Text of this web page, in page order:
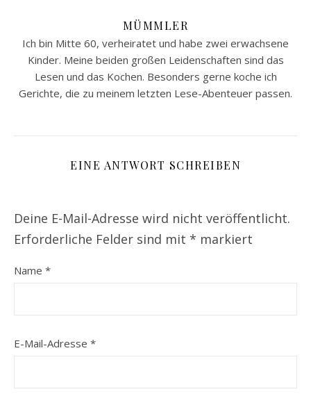
MÜMMLER
Ich bin Mitte 60, verheiratet und habe zwei erwachsene
Kinder. Meine beiden großen Leidenschaften sind das
Lesen und das Kochen. Besonders gerne koche ich
Gerichte, die zu meinem letzten Lese-Abenteuer passen.
EINE ANTWORT SCHREIBEN
Deine E-Mail-Adresse wird nicht veröffentlicht.
Erforderliche Felder sind mit * markiert
Name *
E-Mail-Adresse *